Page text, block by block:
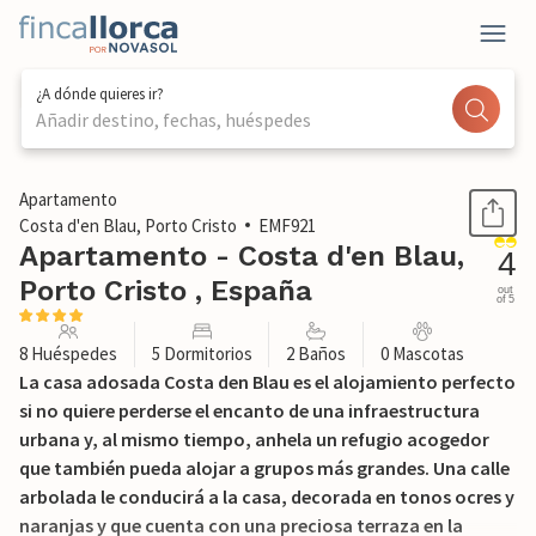
¿A dónde quieres ir?
Añadir destino, fechas, huéspedes
1 / 27
Apartamento
Costa d'en Blau, Porto Cristo
EMF921
Apartamento - Costa d'en Blau,
Porto Cristo , España
4
out
of 5
8 Huéspedes 5 Dormitorios 2 Baños 0 Mascotas
La casa adosada Costa den Blau es el alojamiento perfecto
si no quiere perderse el encanto de una infraestructura
urbana y, al mismo tiempo, anhela un refugio acogedor
que también pueda alojar a grupos más grandes. Una calle
arbolada le conducirá a la casa, decorada en tonos ocres y
naranjas y que cuenta con una preciosa terraza en la